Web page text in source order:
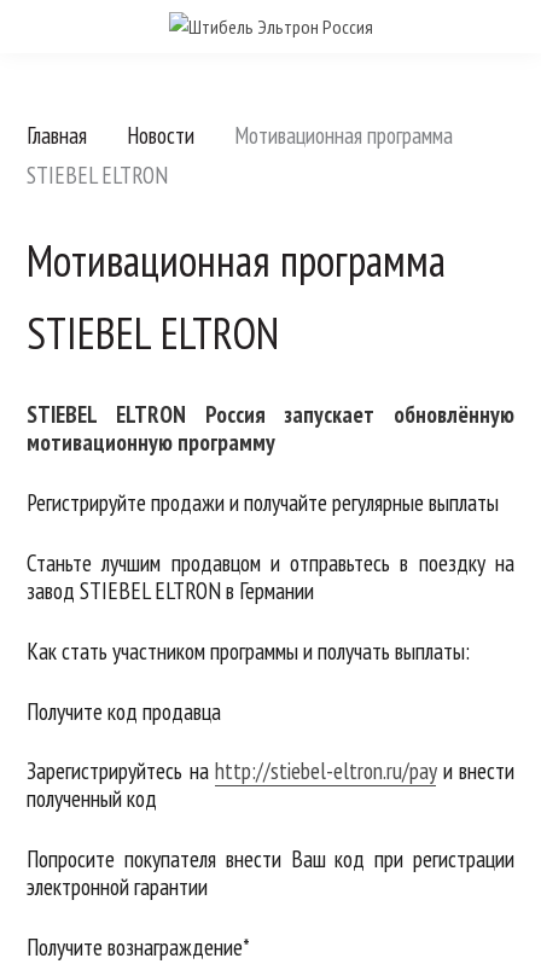
Главная Новости
Мотивационная программа
STIEBEL ELTRON
Мотивационная программа
STIEBEL ELTRON
STIEBEL ELTRON Россия запускает обновлённую
мотивационную программу
Регистрируйте продажи и получайте регулярные выплаты
Станьте лучшим продавцом и отправьтесь в поездку на
завод STIEBEL ELTRON в Германии
Как стать участником программы и получать выплаты:
Получите код продавца
Зарегистрируйтесь на http://stiebel-eltron.ru/payи внести
полученный код
Попросите покупателя внести Ваш код при регистрации
электронной гарантии
Получите вознаграждение*